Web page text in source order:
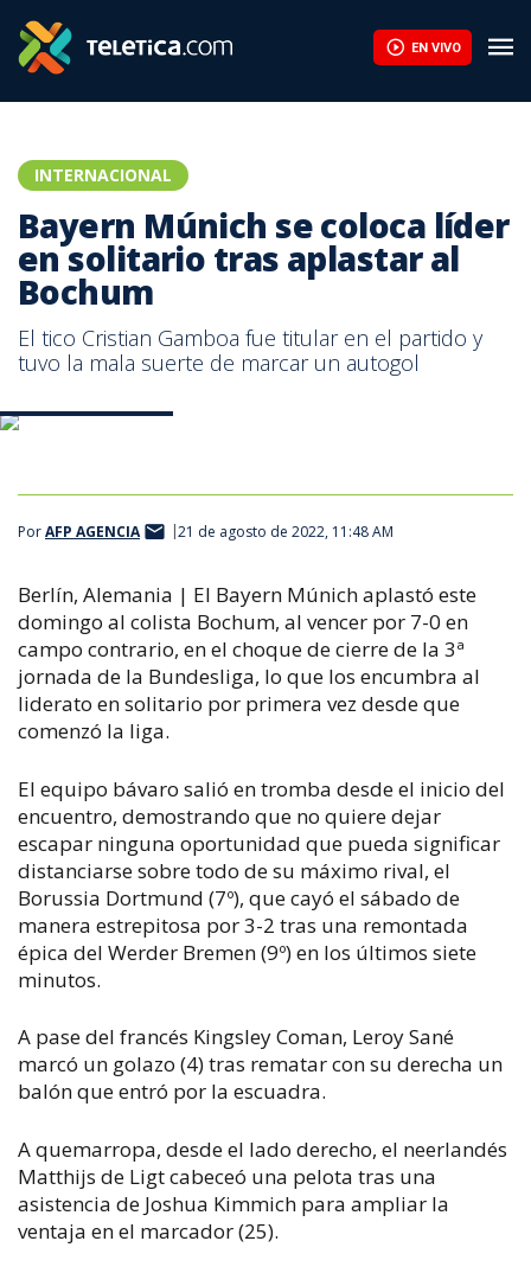
EN VIVO
INTERNACIONAL
Bayern Múnich se coloca líder
en solitario tras aplastar al
Bochum
El tico Cristian Gamboa fue titular en el partido y
tuvo la mala suerte de marcar un autogol
PorAFP AGENCIA 21 de agosto de 2022, 11:48 AM
Berlín, Alemania | El Bayern Múnich aplastó este
domingo al colista Bochum, al vencer por 7-0 en
campo contrario, en el choque de cierre de la 3ª
jornada de la Bundesliga, lo que los encumbra al
liderato en solitario por primera vez desde que
comenzó la liga.
El equipo bávaro salió en tromba desde el inicio del
encuentro, demostrando que no quiere dejar
escapar ninguna oportunidad que pueda significar
distanciarse sobre todo de su máximo rival, el
Borussia Dortmund (7º), que cayó el sábado de
manera estrepitosa por 3-2 tras una remontada
épica del Werder Bremen (9º) en los últimos siete
minutos.
A pase del francés Kingsley Coman, Leroy Sané
marcó un golazo (4) tras rematar con su derecha un
balón que entró por la escuadra.
A quemarropa, desde el lado derecho, el neerlandés
Matthijs de Ligt cabeceó una pelota tras una
asistencia de Joshua Kimmich para ampliar la
ventaja en el marcador (25).